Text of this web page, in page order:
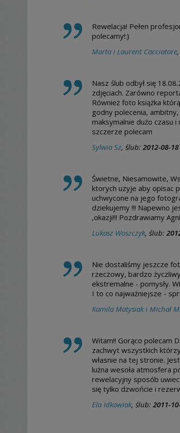
Rewelacja! Pełen
polecamy!:)
Marta i Laurent Cacciatore
Nasz ślub odbył się
zdjęciach. Zarówno
Również foto książka
godny polecenia,
maksymalnie dużo czasu
szczerze polecam
Sylwia Sz, ślub: 2012-08-18
Świetne, Niesamowite,
ktorych uzyje aby opisac
uchwycone na jego
dziekujemy !!! Napewno
,okazji!!! Pozdrawiamy
Lukasz Woszczyk, ślub:
Nie dostaliśmy jeszcze
rzeczowy, bardzo
ekstremalne - pomysły.
I to co najważniejsze -
Kamila Matysiak i Michał
Witam!! Gorąco polecam
zachwyt wszystkich
własnie na tej stronie.
lużna wesoła atmosfera
rewelacyjny sposób
się tylko dzwońcie i
Ela Idkowiak, ślub: 2011-